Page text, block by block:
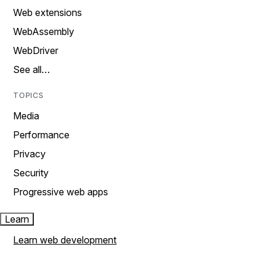
Web extensions
WebAssembly
WebDriver
See all…
TOPICS
Media
Performance
Privacy
Security
Progressive web apps
Learn
Learn web development